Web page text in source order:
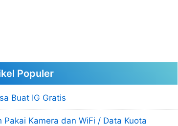
Populer
Buat IG Gratis
Kamera dan WiFi / Data Kuota